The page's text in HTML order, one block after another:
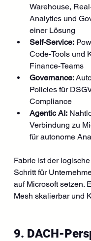
Warehouse,
Analytics und
einer Lösung
Self-Service:
Code-Tools und
Finance-Teams
Governance:
Policies für
Compliance
Agentic AI:
Verbindung zu
für autonome
Fabric ist der
Schritt für
auf Microsoft setzen.
Mesh skalierbar und
9. DACH-